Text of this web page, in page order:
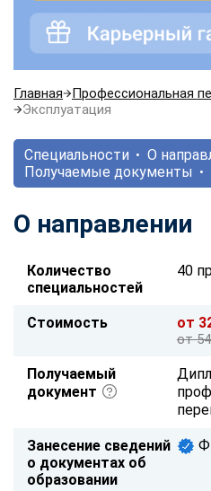
Главная
Профессиональная
Эксплуатация
Специальности
О
Получаемые документы
О направлении
Количество
специальностей
40
Стоимость от
от
Получаемый
документ
Занесение сведений
о документах об
образовании